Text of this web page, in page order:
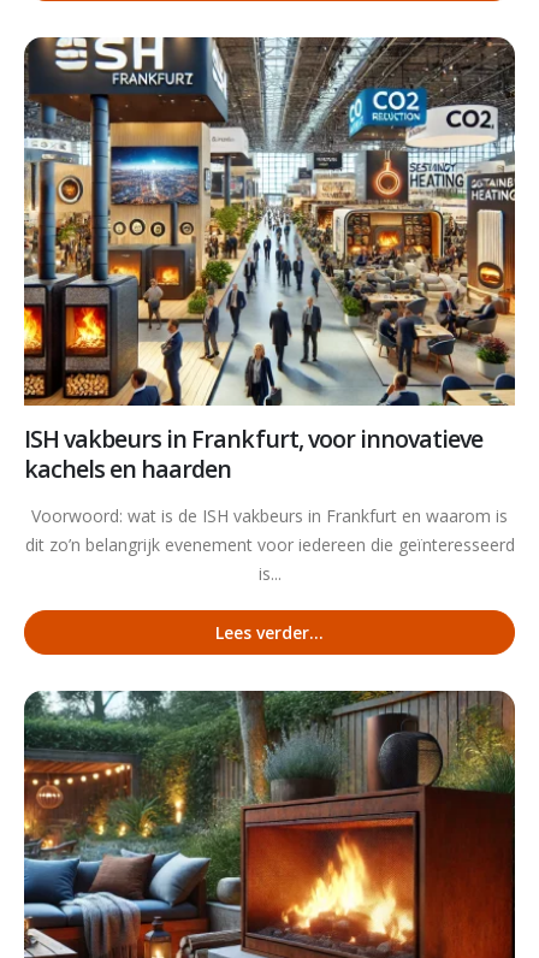
ISH vakbeurs in Frankfurt, voor innovatieve
kachels en haarden
Voorwoord: wat is de ISH vakbeurs in Frankfurt en waarom is
dit zo’n belangrijk evenement voor iedereen die geïnteresseerd
is...
Lees verder...